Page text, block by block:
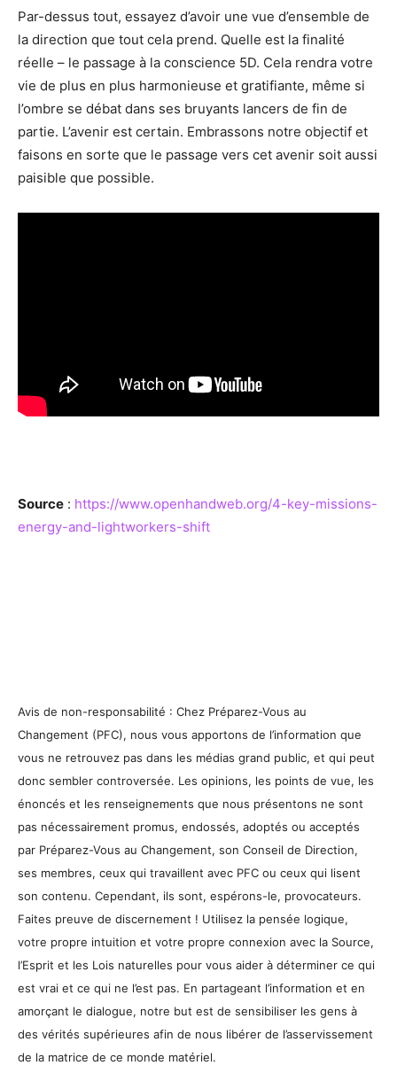
Par-dessus tout, essayez d’avoir une vue d’ensemble de
la direction que tout cela prend. Quelle est la finalité
réelle – le passage à la conscience 5D. Cela rendra votre
vie de plus en plus harmonieuse et gratifiante, même si
l’ombre se débat dans ses bruyants lancers de fin de
partie. L’avenir est certain. Embrassons notre objectif et
faisons en sorte que le passage vers cet avenir soit aussi
paisible que possible.
Source : https://www.openhandweb.org/4-key-missions-
energy-and-lightworkers-shift
Avis de non-responsabilité : Chez Préparez-Vous au
Changement (PFC), nous vous apportons de l’information que
vous ne retrouvez pas dans les médias grand public, et qui peut
donc sembler controversée. Les opinions, les points de vue, les
énoncés et les renseignements que nous présentons ne sont
pas nécessairement promus, endossés, adoptés ou acceptés
par Préparez-Vous au Changement, son Conseil de Direction,
ses membres, ceux qui travaillent avec PFC ou ceux qui lisent
son contenu. Cependant, ils sont, espérons-le, provocateurs.
Faites preuve de discernement ! Utilisez la pensée logique,
votre propre intuition et votre propre connexion avec la Source,
l’Esprit et les Lois naturelles pour vous aider à déterminer ce qui
est vrai et ce qui ne l’est pas. En partageant l’information et en
amorçant le dialogue, notre but est de sensibiliser les gens à
des vérités supérieures afin de nous libérer de l’asservissement
de la matrice de ce monde matériel.